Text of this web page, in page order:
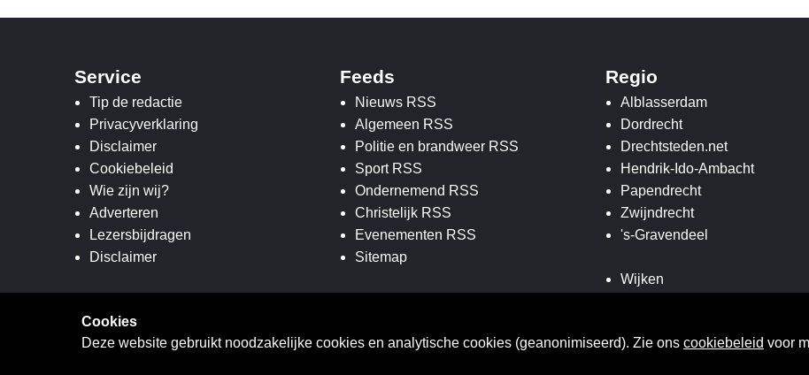
Service
Tip de redactie
Privacyverklaring
Disclaimer
Cookiebeleid
Wie zijn wij?
Adverteren
Lezersbijdragen
Disclaimer
Feeds
Nieuws RSS
Algemeen RSS
Politie en brandweer RSS
Sport RSS
Ondernemend RSS
Christelijk RSS
Evenementen RSS
Sitemap
Regio
Alblasserdam
Dordrecht
Drechtsteden.net
Hendrik-Ido-Ambacht
Papendrecht
Zwijndrecht
's-Gravendeel
Wijken
Cookies
Deze website gebruikt noodzakelijke cookies en analytische cookies (geanonimiseerd). Zie ons cookiebeleid voor